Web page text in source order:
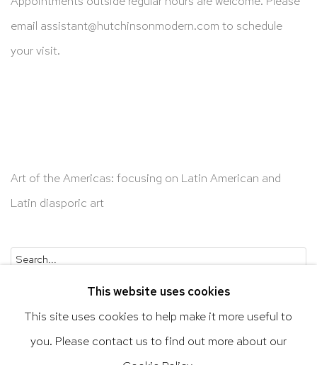
email assistant@hutchinsonmodern.com to schedule
your visit.
Art of the Americas: focusing on Latin American and
Latin diasporic art
This website uses cookies
This site uses cookies to help make it more useful to
you. Please contact us to find out more about our